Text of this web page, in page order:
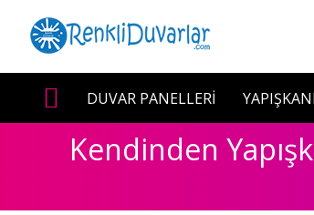
DUVAR PANELLERİ
Kendinden